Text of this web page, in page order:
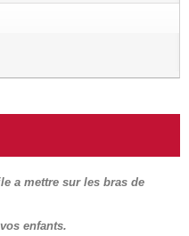
a mettre sur les bras de
enfants.